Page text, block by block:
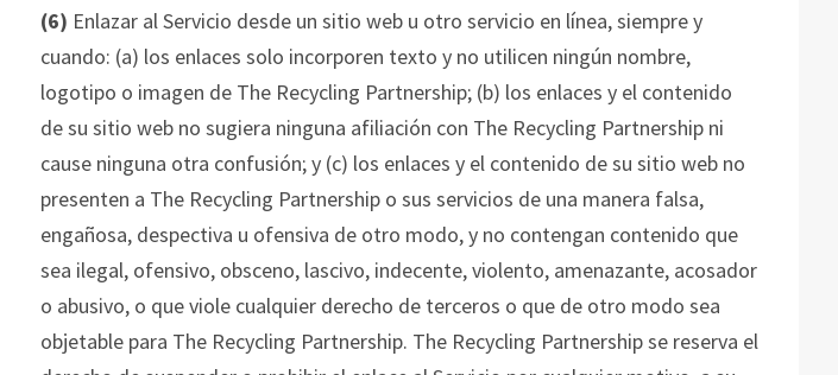
(6) Enlazar al Servicio desde un sitio web u otro servicio en línea, siempre y
cuando: (a) los enlaces solo incorporen texto y no utilicen ningún nombre,
logotipo o imagen de The Recycling Partnership; (b) los enlaces y el contenido
de su sitio web no sugiera ninguna afiliación con The Recycling Partnershipni
cause ninguna otra confusión; y (c) los enlaces y el contenido de su sitio web no
presenten a The Recycling Partnershipo sus servicios de una manera falsa,
engañosa, despectiva u ofensiva de otro modo, y no contengan contenido que
sea ilegal, ofensivo, obsceno, lascivo, indecente, violento, amenazante, acosador
o abusivo, o que viole cualquier derecho de terceros o que de otro modo sea
objetable para The Recycling Partnership. The Recycling Partnershipse reserva el